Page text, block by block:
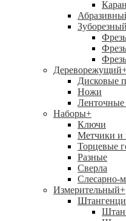
Зуборезный
Дереворежущий
Дисковые
Ножи
Наборы+
Ключи
Метчики и
Торцевые
Разные
Сверла
Слесарно-
Измерительный+